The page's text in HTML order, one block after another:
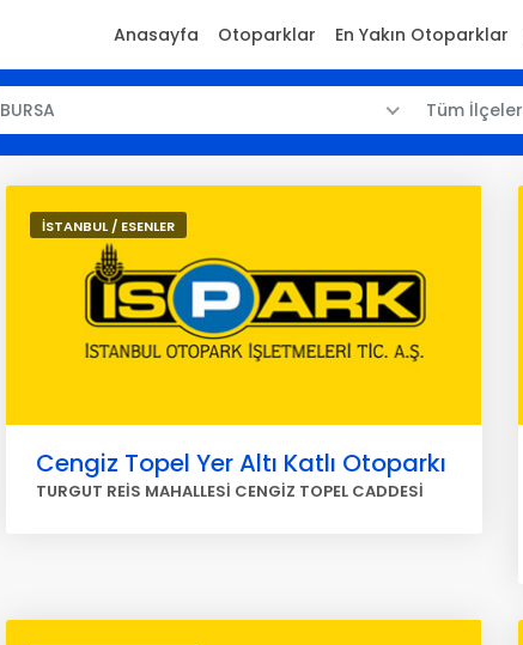
Anasayfa Otoparklar En Yakın Otoparklar
BURSA Tüm İlçeler
İSTANBUL / ESENLER
Cengiz Topel Yer Altı Katlı Otoparkı
TURGUT REİS MAHALLESİ CENGİZ TOPEL CADDESİ